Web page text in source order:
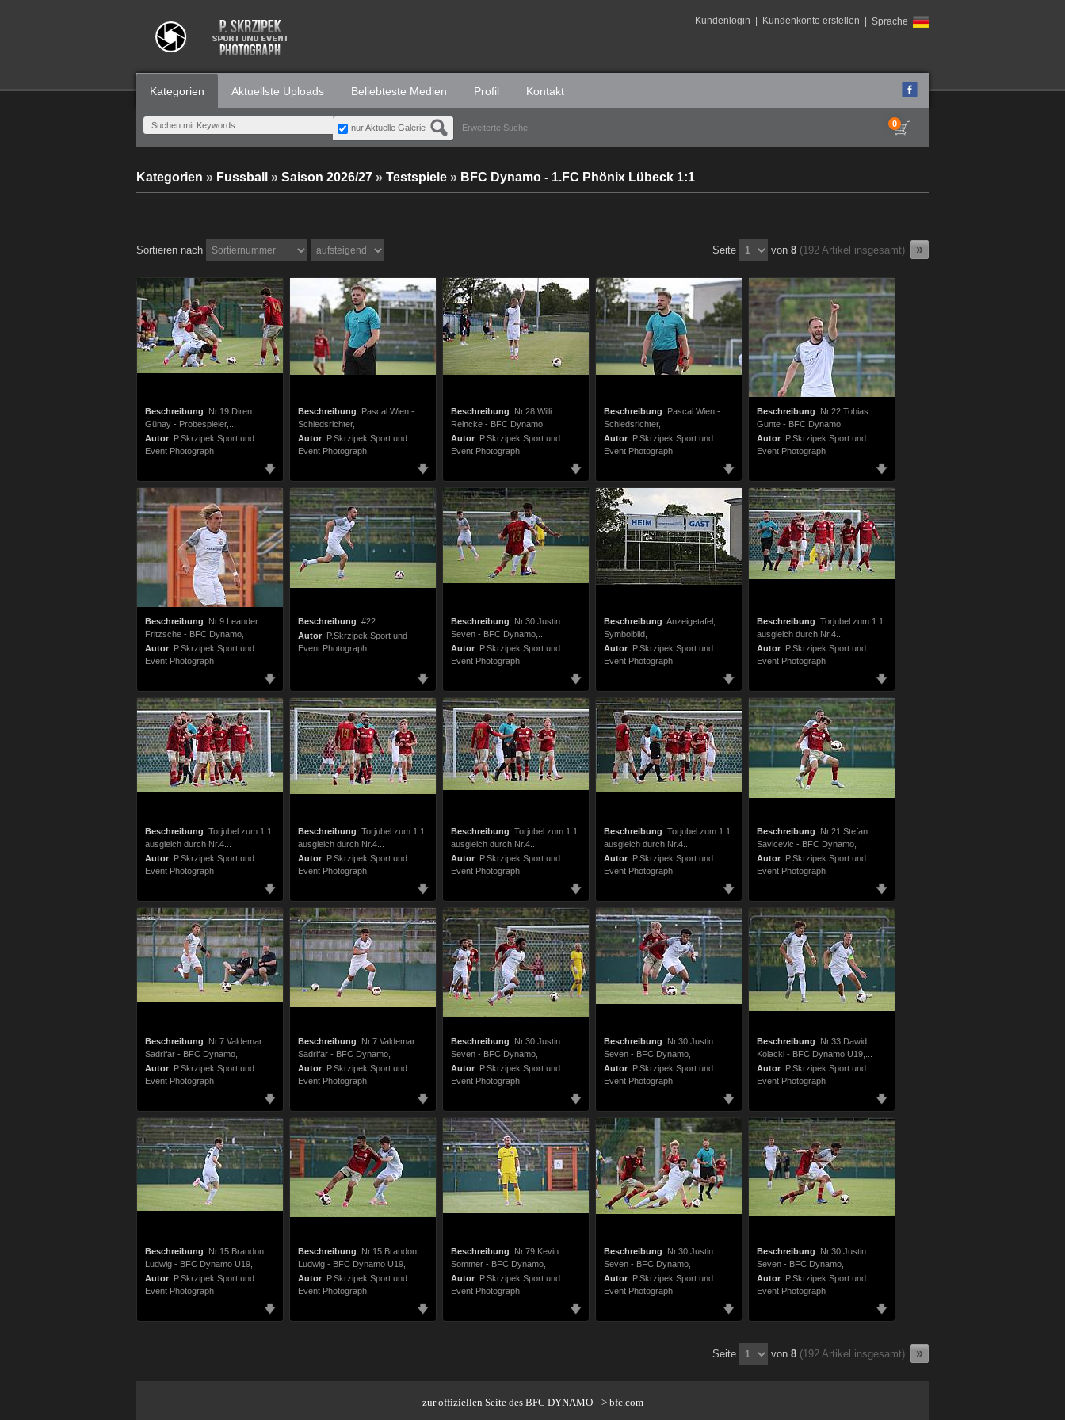
| Sprache
Kundenlogin Kundenkonto erstellen
Kategorien Aktuellste Uploads Beliebteste Medien Profil Kontakt
nur Aktuelle Galerie Erweiterte Suche 0
Kategorien » Fussball » Saison 2026/27 » Testspiele » BFC Dynamo - 1.FC Phönix Lübeck 1:1
Sortieren nach Seite von 8 (192 Artikel insgesamt)
Beschreibung: Nr.19 Diren
Günay - Probespieler,...
Autor: P.Skrzipek Sport und
Event Photograph
Beschreibung: Pascal Wien -
Schiedsrichter,
Autor: P.Skrzipek Sport und
Event Photograph
Beschreibung: Nr.28 Willi
Reincke - BFC Dynamo,
Autor: P.Skrzipek Sport und
Event Photograph
Beschreibung: Pascal Wien -
Schiedsrichter,
Autor: P.Skrzipek Sport und
Event Photograph
Beschreibung: Nr.22 Tobias
Gunte - BFC Dynamo,
Autor: P.Skrzipek Sport und
Event Photograph
Beschreibung: Nr.9 Leander
Fritzsche - BFC Dynamo,
Autor: P.Skrzipek Sport und
Event Photograph
Beschreibung: #22
Autor: P.Skrzipek Sport und
Event Photograph
Beschreibung: Nr.30 Justin
Seven - BFC Dynamo,...
Autor: P.Skrzipek Sport und
Event Photograph
Beschreibung: Anzeigetafel,
Symbolbild,
Autor: P.Skrzipek Sport und
Event Photograph
Beschreibung: Torjubel zum 1:1
ausgleich durch Nr.4...
Autor: P.Skrzipek Sport und
Event Photograph
Beschreibung: Torjubel zum 1:1
ausgleich durch Nr.4...
Autor: P.Skrzipek Sport und
Event Photograph
Beschreibung: Torjubel zum 1:1
ausgleich durch Nr.4...
Autor: P.Skrzipek Sport und
Event Photograph
Beschreibung: Torjubel zum 1:1
ausgleich durch Nr.4...
Autor: P.Skrzipek Sport und
Event Photograph
Beschreibung: Torjubel zum 1:1
ausgleich durch Nr.4...
Autor: P.Skrzipek Sport und
Event Photograph
Beschreibung: Nr.21 Stefan
Savicevic - BFC Dynamo,
Autor: P.Skrzipek Sport und
Event Photograph
Beschreibung: Nr.7 Valdemar
Sadrifar - BFC Dynamo,
Autor: P.Skrzipek Sport und
Event Photograph
Beschreibung: Nr.7 Valdemar
Sadrifar - BFC Dynamo,
Autor: P.Skrzipek Sport und
Event Photograph
Beschreibung: Nr.30 Justin
Seven - BFC Dynamo,
Autor: P.Skrzipek Sport und
Event Photograph
Beschreibung: Nr.30 Justin
Seven - BFC Dynamo,
Autor: P.Skrzipek Sport und
Event Photograph
Beschreibung: Nr.33 Dawid
Kolacki - BFC Dynamo U19,...
Autor: P.Skrzipek Sport und
Event Photograph
Beschreibung: Nr.15 Brandon
Ludwig - BFC Dynamo U19,
Autor: P.Skrzipek Sport und
Event Photograph
Beschreibung: Nr.15 Brandon
Ludwig - BFC Dynamo U19,
Autor: P.Skrzipek Sport und
Event Photograph
Beschreibung: Nr.79 Kevin
Sommer - BFC Dynamo,
Autor: P.Skrzipek Sport und
Event Photograph
Beschreibung: Nr.30 Justin
Seven - BFC Dynamo,
Autor: P.Skrzipek Sport und
Event Photograph
Beschreibung: Nr.30 Justin
Seven - BFC Dynamo,
Autor: P.Skrzipek Sport und
Event Photograph
Seite von 8 (192 Artikel insgesamt)
zur offiziellen Seite des BFC DYNAMO --> bfc.com